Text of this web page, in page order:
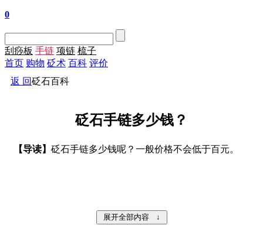
0
刮痧板 手链 项链 梳子
首页 购物 砭术 百科 评价
返 回砭石百科
砭石手链多少钱？
【导读】 砭石手链多少钱呢？一般价格不会低于百元。